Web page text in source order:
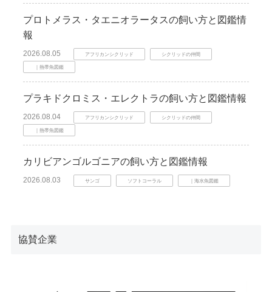
プロトメラス・タエニオラータスの飼い方と図鑑情
報
2026.08.05 アフリカンシクリッド シクリッドの仲間
｜熱帯魚図鑑
プラキドクロミス・エレクトラの飼い方と図鑑情報
2026.08.04 アフリカンシクリッド シクリッドの仲間
｜熱帯魚図鑑
カリビアンゴルゴニアの飼い方と図鑑情報
2026.08.03 サンゴ ソフトコーラル ｜海水魚図鑑
協賛企業